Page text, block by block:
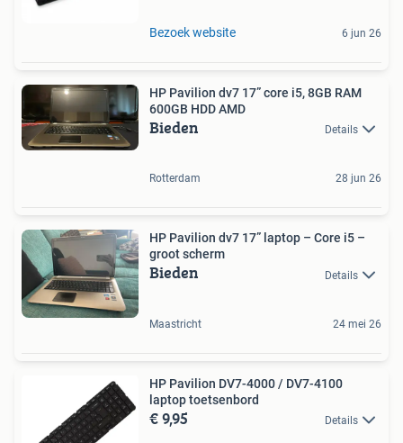
Bezoek website 6 jun 26
HP Pavilion dv7 17” core i5, 8GB RAM
600GB HDD AMD
Bieden Details
Rotterdam 28 jun 26
HP Pavilion dv7 17” laptop – Core i5 –
groot scherm
Bieden Details
Maastricht 24 mei 26
HP Pavilion DV7-4000 / DV7-4100
laptop toetsenbord
€ 9,95 Details